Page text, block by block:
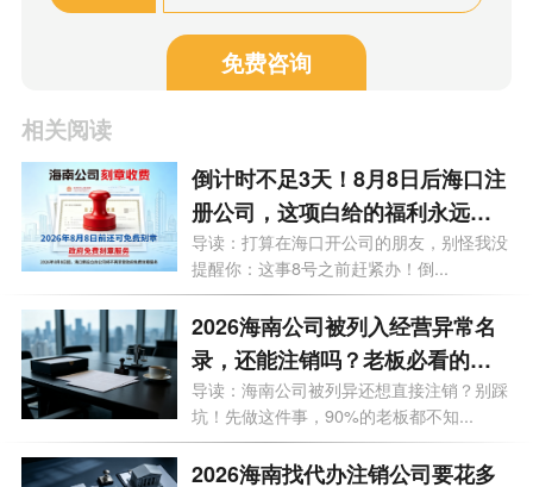
免费咨询
相关阅读
倒计时不足3天！8月8日后海口注
册公司，这项白给的福利永远没
了
导读：打算在海口开公司的朋友，别怪我没
提醒你：这事8号之前赶紧办！倒...
2026海南公司被列入经营异常名
录，还能注销吗？老板必看的自
救指南！
导读：海南公司被列异还想直接注销？别踩
坑！先做这件事，90%的老板都不知...
2026海南找代办注销公司要花多